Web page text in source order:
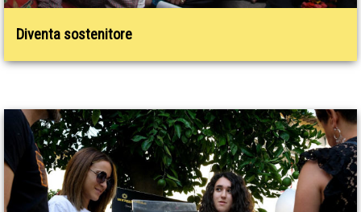
Diventa sostenitore